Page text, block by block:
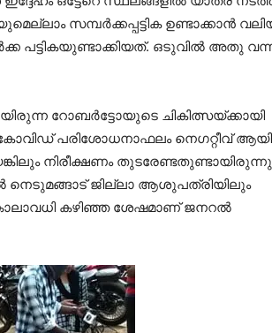
സമ്പര്‍ക്കപ്പട്ടിക ഉണ്ടാക്കാന്‍
പട്ടികയുണ്ടാക്കിയത്. ഒടുവില്‍ അതു
റോബര്‍ട്ടോയുടെ ചികിത്സയ്ക്കായി
പരിശോധനാഫലം നെഗറ്റീവ് ആയി
നിരീക്ഷണം
നെടുമങ്ങാട് ജില്ലാ ആശുപത്രിയിലും
കഴിഞ്ഞ ശേഷമാണ് ജനറല്‍